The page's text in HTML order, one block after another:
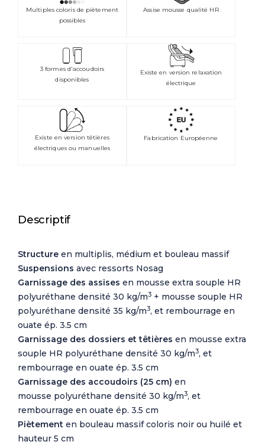
Multiples coloris de piètement
possibles
Assise mousse qualité HR
3 formes d'accoudoirs
disponibles
Existe en version relaxation
électrique
Existe en version têtières
électriques ou manuelles
Fabrication Européenne
Descriptif
Structure en multiplis, médium et bouleau massif
Suspensions avec ressorts Nosag
Garnissage des assises en mousse extra souple HR
polyuréthane densité 30 kg/m3 + mousse souple HR
polyuréthane densité 35 kg/m3, et rembourrage en
ouate ép. 3.5 cm
Garnissage des dossiers et têtières en mousse extra
souple HR polyuréthane densité 30 kg/m3, et
rembourrage en ouate ép. 3.5 cm
Garnissage des accoudoirs (25 cm) en
mousse polyuréthane densité 30 kg/m3, et
rembourrage en ouate ép. 3.5 cm
Piètement en bouleau massif coloris noir ou huilé et
hauteur 5 cm